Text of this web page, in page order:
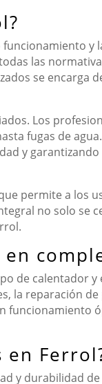
y
las
se encarga
Los
fugas de
y
permite a los
no solo se
de calentador y
la reparación de
funcionamiento
y durabilidad de